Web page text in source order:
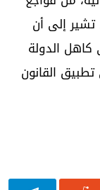
تشير إلى أن
كاهل الدولة
القانون